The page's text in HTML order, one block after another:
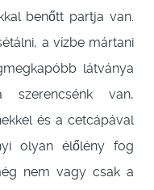
benőtt partja van.
a vízbe mártani
látványa
van,
és a cetcápával
olyan élőlény fog
nem vagy csak a